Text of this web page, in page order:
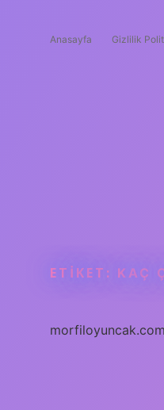
Anasayfa Gizlilik
ETIKET: KAÇ